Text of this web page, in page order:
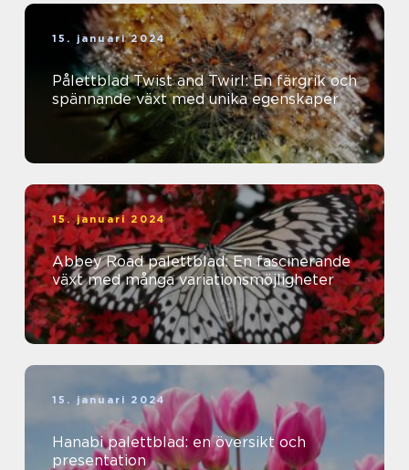
15. januari 2024
Pålettblad Twist and Twirl: En färgrik och
spännande växt med unika egenskaper
15. januari 2024
Abbey Road palettblad: En fascinerande
växt med många variationsmöjligheter
15. januari 2024
Hanabi palettblad: en översikt och
presentation